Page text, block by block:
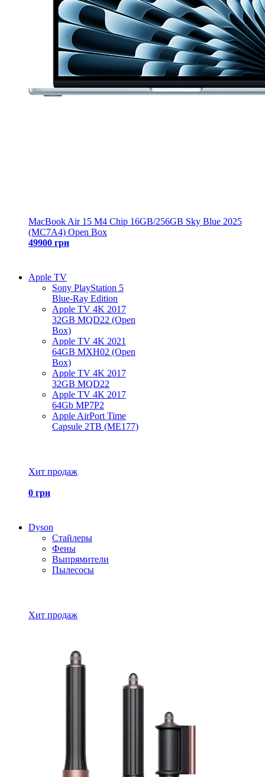
MacBook Air 15 M4 Chip 16GB/256GB Sky Blue 2025
(MC7A4) Open Box
49900 грн
Apple TV
Sony PlayStation 5
Blue-Ray Edition
Apple TV 4K 2017
32GB MQD22 (Open
Box)
Apple TV 4K 2021
64GB MXH02 (Open
Box)
Apple TV 4K 2017
32GB MQD22
Apple TV 4K 2017
64Gb MP7P2
Apple AirPort Time
Capsule 2TB (ME177)
Хит продаж
0 грн
Dyson
Стайлеры
Фены
Выпрямители
Пылесосы
Хит продаж